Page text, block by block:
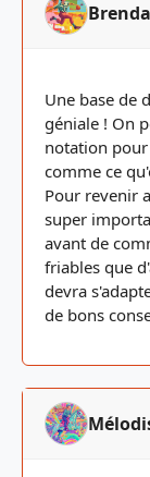
Une base de
géniale ! On
notation
comme ce
Pour revenir
super
avant de
friables que
devra
de bons